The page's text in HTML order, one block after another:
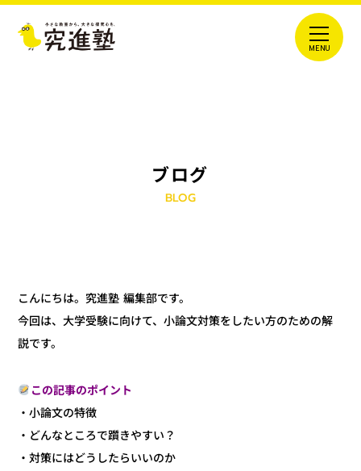
ブログ
BLOG
こんにちは。究進塾 編集部です。
今回は、大学受験に向けて、小論文対策をしたい方のための解
説です。
この記事のポイント
・小論文の特徴
・どんなところで躓きやすい？
・対策にはどうしたらいいのか